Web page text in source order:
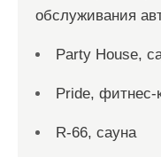
обслуживания
Party House,
Pride, фитнес-
R-66, сауна